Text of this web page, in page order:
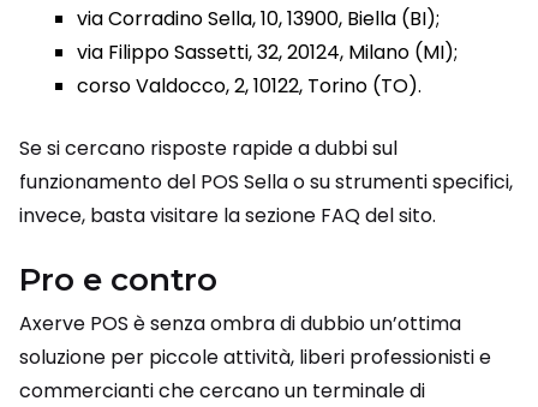
via Corradino Sella, 10, 13900, Biella (BI);
via Filippo Sassetti, 32, 20124, Milano (MI);
corso Valdocco, 2, 10122, Torino (TO).
Se si cercano risposte rapide a dubbi sul
funzionamento del POS Sella o su strumenti specifici,
invece, basta visitare la sezione FAQ del sito.
Pro e contro
Axerve POS è senza ombra di dubbio un’ottima
soluzione per piccole attività, liberi professionisti e
commercianti che cercano un terminale di